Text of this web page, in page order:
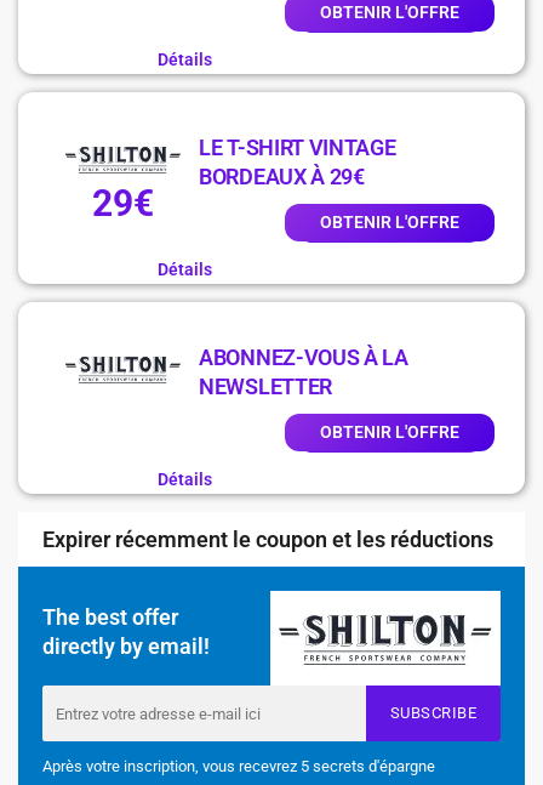
OBTENIR L'OFFRE
Détails
29€
LE T-SHIRT VINTAGE
BORDEAUX À 29€
OBTENIR L'OFFRE
Détails
ABONNEZ-VOUS À LA
NEWSLETTER
OBTENIR L'OFFRE
Détails
Expirer récemment le coupon et les réductions
The best offer
directly by email!
SUBSCRIBE
Après votre inscription, vous recevrez 5 secrets d'épargne